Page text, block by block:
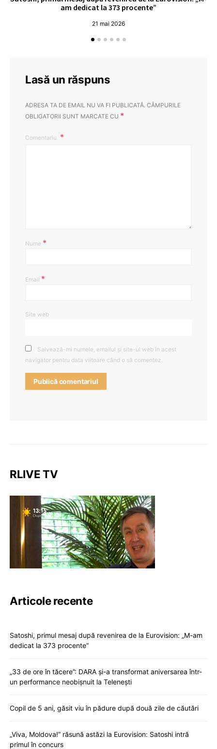
am dedicat la 373 procente”
21 mai 2026
Lasă un răspuns
ADRESA TA DE EMAIL NU VA FI PUBLICATĂ. CÂMPURILE
OBLIGATORII SUNT MARCATE CU *
Comentariu
Nume *
Email *
Site web
Salvează-mi numele, emailul și site-ul web în acest
navigator pentru data viitoare când o să comentez.
RLIVE TV
Articole recente
Satoshi, primul mesaj după revenirea de la Eurovision: „M-am
dedicat la 373 procente”
„33 de ore în tăcere”: DARA și-a transformat aniversarea într-
un performance neobișnuit la Telenești
Copil de 5 ani, găsit viu în pădure după două zile de căutări
„Viva, Moldova!” răsună astăzi la Eurovision: Satoshi intră
primul în concurs